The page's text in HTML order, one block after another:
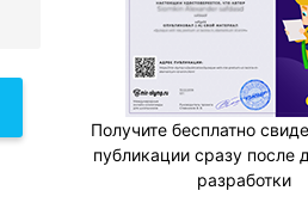
Получите бесплатно
публикации сразу после
разработки